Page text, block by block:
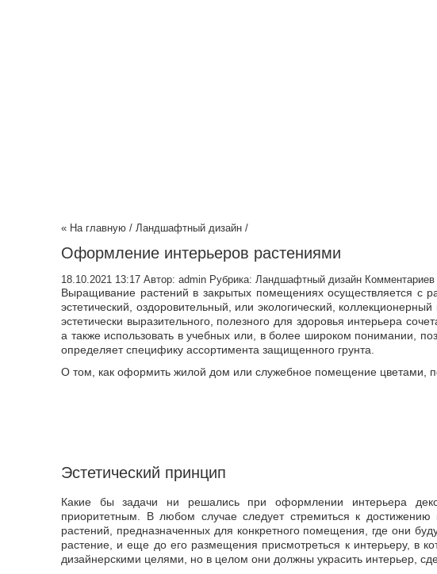
« На главную / Ландшафтный дизайн /
Оформление интерьеров растениями
18.10.2021 13:17 Автор: admin Рубрика: Ландшафтный дизайн Комментариев
Выращивание растений в закрытых помещениях осуществляется с
эстетический, оздоровительный, или экологический,
эстетически выразительного, полезного для здоровья интерьера
а также использовать в учебных или, в более широком понимании,
определяет специфику ассортимента защищенного грунта.
О том, как оформить жилой дом или служебное помещение цветами,
Эстетический принцип
Какие бы задачи ни решались при оформлении интерьера
приоритетным. В любом случае следует стремиться к достижению
растений, предназначенных для конкретного помещения, где они
растение, и еще до его размещения присмотреться к интерьеру, в
дизайнерскими целями, но в целом они должны украсить интерьер,